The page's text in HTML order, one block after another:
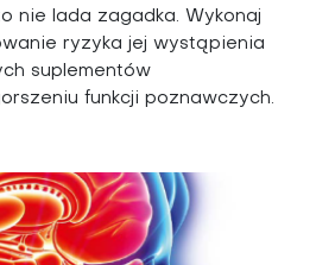
nie lada zagadka. Wykonaj
ryzyka jej wystąpienia
suplementów
funkcji poznawczych.